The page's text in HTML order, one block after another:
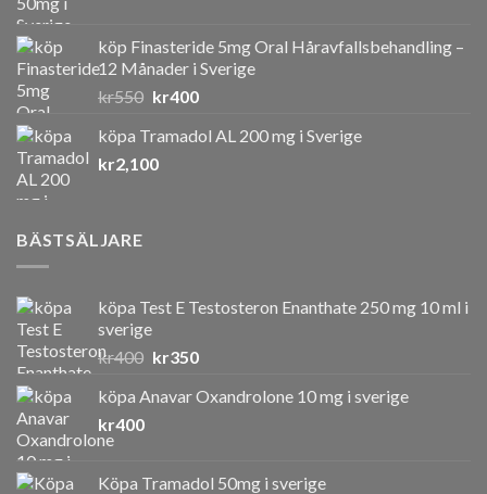
köp Finasteride 5mg Oral Håravfallsbehandling –
12 Månader i Sverige
kr550 Det
priset
var:
kr400Det
priset
köpa Tramadol AL 200 mg i Sverige
kr2,100
BÄSTSÄLJARE
köpa Test E Testosteron Enanthate 250 mg 10 ml i
sverige
kr400 Det
priset
kr350Det
priset
köpa Anavar Oxandrolone 10 mg i sverige
kr400
Köpa Tramadol 50mg i sverige